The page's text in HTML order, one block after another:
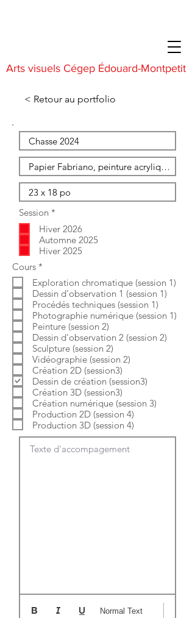
Arts visuels Cégep Édouard-Montpetit
< Retour au portfolio
Session *
l
i
g
a
i
r
e
Hiver 2026
Automne 2025
Hiver 2025
Cours *
l
i
g
a
t
o
i
r
e
Exploration chromatique (session 1)
Dessin d'observation 1 (session 1)
Procédés techniques (session 1)
Photographie numérique (session 1)
Peinture (session 2)
Dessin d'observation 2 (session 2)
Sculpture (session 2)
Vidéographie (session 2)
Création 2D (session3)
Dessin de création (session3)
Création 3D (session3)
Création numérique (session 3)
Production 2D (session 4)
Production 3D (session 4)
Texte d'accompagement
Normal Text